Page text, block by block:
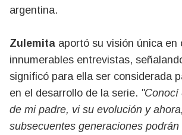
argentina.
Zulemita aportó su visión única en
innumerables entrevistas,
significó para ella ser considerada
en el desarrollo de la serie. "Conocí
de mi padre, vi su evolución y
subsecuentes generaciones